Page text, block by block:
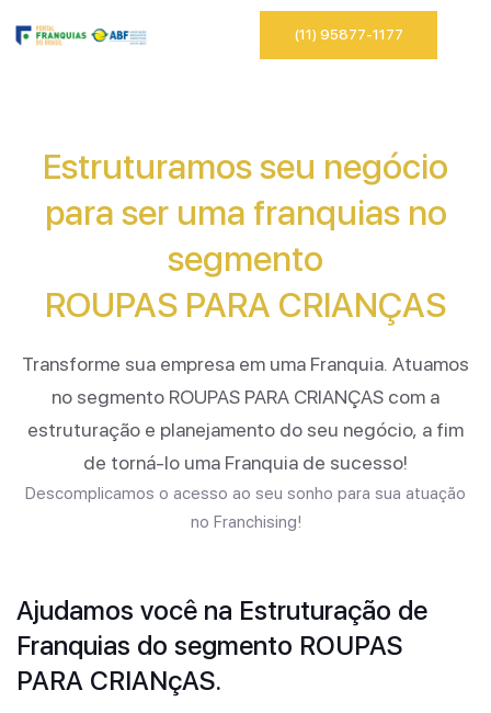
(11) 95877-1177
Estruturamos seu negócio
para ser uma franquias no
segmento
ROUPAS PARA CRIANÇAS
Transforme sua empresa em uma Franquia. Atuamos
no segmento ROUPAS PARA CRIANÇAS com a
estruturação e planejamento do seu negócio, a fim
de torná-lo uma Franquia de sucesso!
Descomplicamos o acesso ao seu sonho para sua atuação
no Franchising!
Ajudamos você na Estruturação de
Franquias do segmento ROUPAS
PARA CRIANçAS.